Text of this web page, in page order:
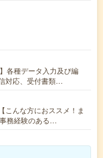
各種データ入力及び編
対応、受付書類…
こんな方におススメ！ま
務経験のある…